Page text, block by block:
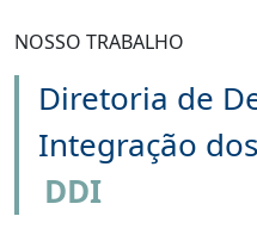
NOSSO TRABALHO
Diretoria de
Integração
DDI